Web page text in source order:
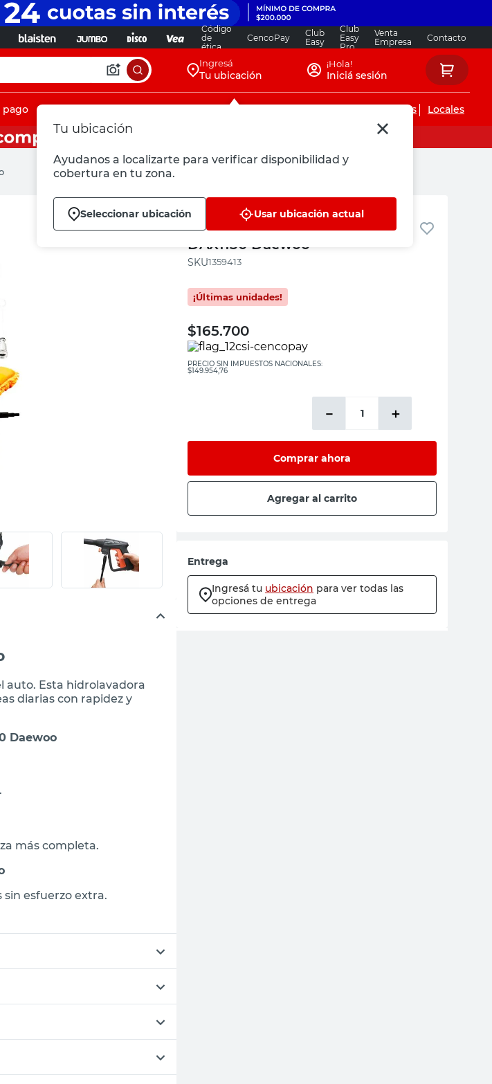
Código
de
ética
CencoPay
Club
Easy
Club
Easy
Pro
Venta
Empresa
Contacto
Ingresá
Tu ubicación
Tu ubicación
Ayudanos a localizarte para verificar disponibilidad y
cobertura en tu zona.
Seleccionar ubicación Usar ubicación actual
¡Hola!
Iniciá sesión
pago Servicios de instalaciones Locales
auto. Esta hidrolavadora
diarias con rapidez y
Daewoo
más completa.
esfuerzo extra.
Daewoo
Hidrolavadora De Alta Presión-
DAX1130 Daewoo
:1359413
$165.700
PRECIO SIN IMPUESTOS NACIONALES:
$149.954,76
＋
－
Comprar ahora
Agregar al carrito
Entrega
Ingresá tu ubicación para ver todas las
opciones de entrega